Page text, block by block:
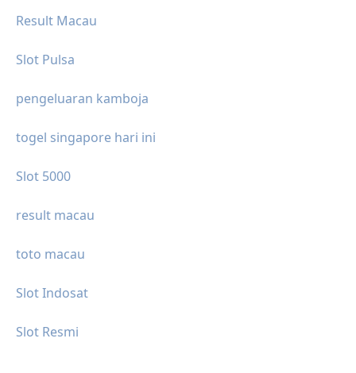
Result Macau
Slot Pulsa
pengeluaran kamboja
togel singapore hari ini
Slot 5000
result macau
toto macau
Slot Indosat
Slot Resmi